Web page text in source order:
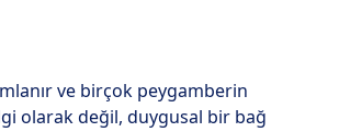
ve birçok peygamberin
olarak değil, duygusal bir bağ